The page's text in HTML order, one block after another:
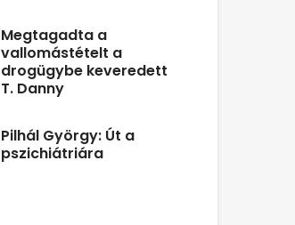
Megtagadta a
vallomástételt a
drogügybe keveredett
T. Danny
Pilhál György: Út a
pszichiátriára